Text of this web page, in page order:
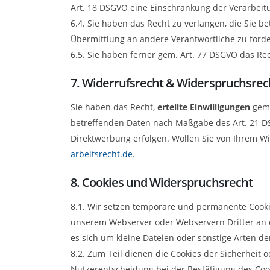
Art. 18 DSGVO eine Einschränkung der
6.4. Sie haben das Recht zu verlangen, die Sie
Übermittlung an andere Verantwortliche zu
6.5. Sie haben ferner gem. Art. 77 DSGVO das
7. Widerrufsrecht &
Sie haben das Recht, erteilte Einwilligungen
betreffenden Daten nach Maßgabe des Art. 21
Direktwerbung erfolgen. Wollen Sie von Ihrem
arbeitsrecht.de.
8. Cookies und Widerspruchsrecht
8.1. Wir setzen temporäre und permanente
unserem Webserver oder Webservern Dritter
es sich um kleine Dateien oder sonstige Arten
8.2. Zum Teil dienen die Cookies der